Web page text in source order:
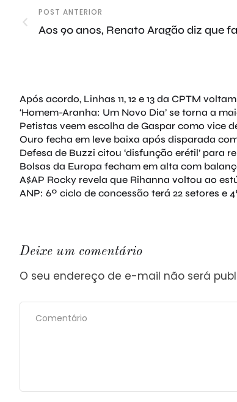
POST ANTERIOR
Aos 90 anos, Renato Aragão diz que
Após acordo, Linhas 11, 12 e 13 da CPTM
‘Homem-Aranha: Um Novo Dia’ se torna a
Petistas veem escolha de Gaspar como vice
Ouro fecha em leve baixa após disparada
Defesa de Buzzi citou ‘disfunção erétil’ para
Bolsas da Europa fecham em alta com
A$AP Rocky revela que Rihanna voltou ao
ANP: 6º ciclo de concessão terá 22 setores e
Deixe um comentário
O seu endereço de e-mail não será